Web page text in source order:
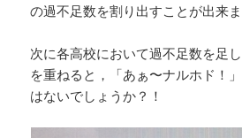
の過不足数を割り出すことが出来ま
次に各高校において過不足数を足
を重ねると，「あぁ〜ナルホド！
はないでしょうか？！